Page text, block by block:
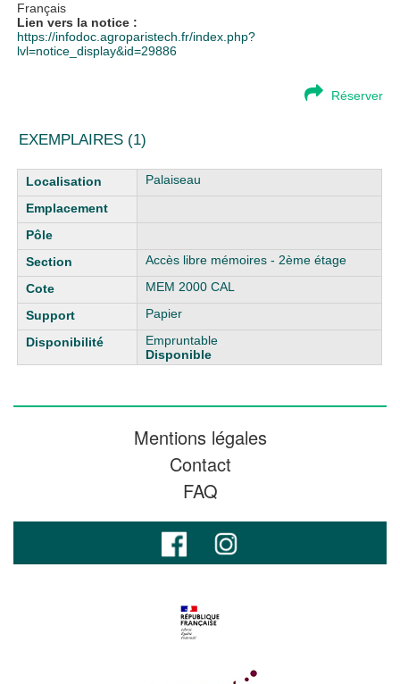
Français
Lien vers la notice :
https://infodoc.agroparistech.fr/index.php?
lvl=notice_display&id=29886
Réserver
EXEMPLAIRES (1)
Liste des exemplaires Palaiseau
Accès libre mémoires - 2ème étage
MEM 2000 CAL
Papier
Empruntable
Disponible
Mentions légales
Contact
FAQ